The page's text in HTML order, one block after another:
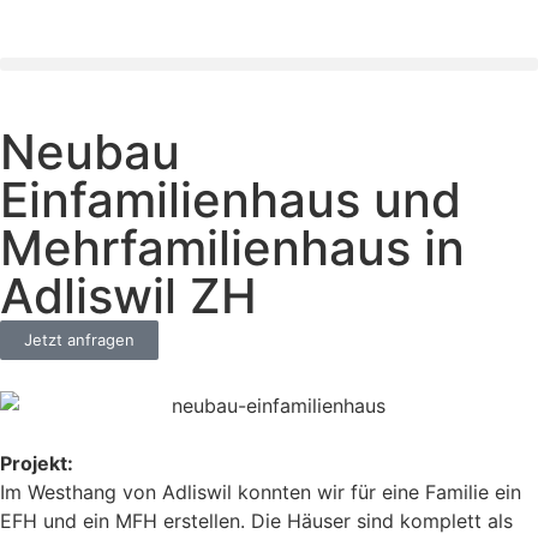
Neubau
Einfamilienhaus und
Mehrfamilienhaus in
Adliswil ZH
Jetzt anfragen
Projekt:
Im Westhang von Adliswil konnten wir für eine Familie ein
EFH und ein MFH erstellen. Die Häuser sind komplett als